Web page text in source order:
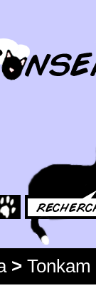
> Tonkam